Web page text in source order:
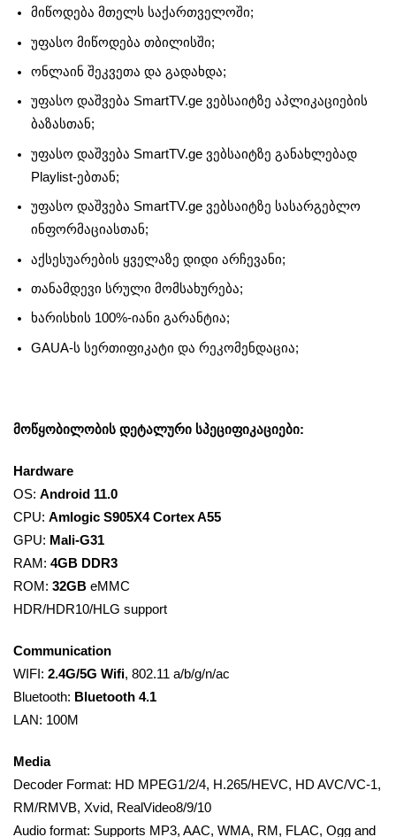
მიწოდება მთელს საქართველოში;
უფასო მიწოდება თბილისში;
ონლაინ შეკვეთა და გადახდა;
უფასო დაშვება SmartTV.ge ვებსაიტზე აპლიკაციების
ბაზასთან;
უფასო დაშვება SmartTV.ge ვებსაიტზე განახლებად
Playlist-ებთან;
უფასო დაშვება SmartTV.ge ვებსაიტზე სასარგებლო
ინფორმაციასთან;
აქსესუარების ყველაზე დიდი არჩევანი;
თანამდევი სრული მომსახურება;
ხარისხის 100%-იანი გარანტია;
GAUA-ს სერთიფიკატი და რეკომენდაცია;
მოწყობილობის დეტალური სპეციფიკაციები:
Hardware
OS: Android 11.0
CPU: Amlogic S905X4 Cortex A55
GPU: Mali-G31
RAM: 4GB DDR3
ROM: 32GB eMMC
HDR/HDR10/HLG support
Communication
WIFI: 2.4G/5G Wifi, 802.11 a/b/g/n/ac
Bluetooth: Bluetooth 4.1
LAN: 100M
Media
Decoder Format: HD MPEG1/2/4, H.265/HEVC, HD AVC/VC-1,
RM/RMVB, Xvid, RealVideo8/9/10
Audio format: Supports MP3, AAC, WMA, RM, FLAC, Ogg and